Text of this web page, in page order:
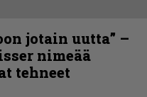
jotain uutta” –
nimeää
tehneet